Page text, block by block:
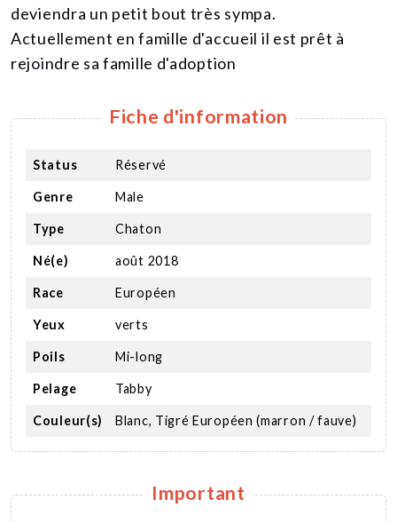
deviendra un petit bout très sympa.
Actuellement en famille d'accueil il est prêt à
rejoindre sa famille d'adoption
Fiche d'information
Status Réservé
Genre Male
Type Chaton
Né(e) août 2018
Race Européen
Yeux verts
Poils Mi-long
Pelage Tabby
Couleur(s) Blanc, Tigré Européen (marron / fauve)
Important